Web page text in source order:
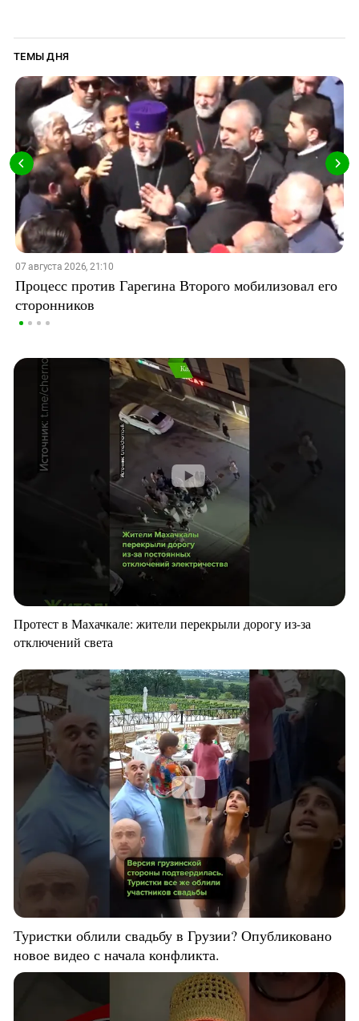
ТЕМЫ ДНЯ
07 августа 2026, 21:10
Процесс против Гарегина Второго мобилизовал его
сторонников
Протест в Махачкале: жители перекрыли дорогу из-за
отключений света
Туристки облили свадьбу в Грузии? Опубликовано
новое видео с начала конфликта.